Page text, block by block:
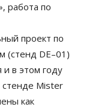
работа по
проект по
(стенд DE–01)
в этом году
Mister
как